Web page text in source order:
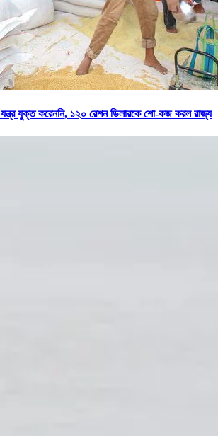
যুক্ত করেননি, ১২০ রেশন ডিলারকে শো-কজ করল রাজ্য